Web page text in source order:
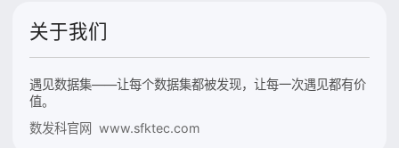
关于我们
遇见数据集——让每个数据集都被发现，让每一次遇见都有价
值。
数发科官网 www.sfktec.com